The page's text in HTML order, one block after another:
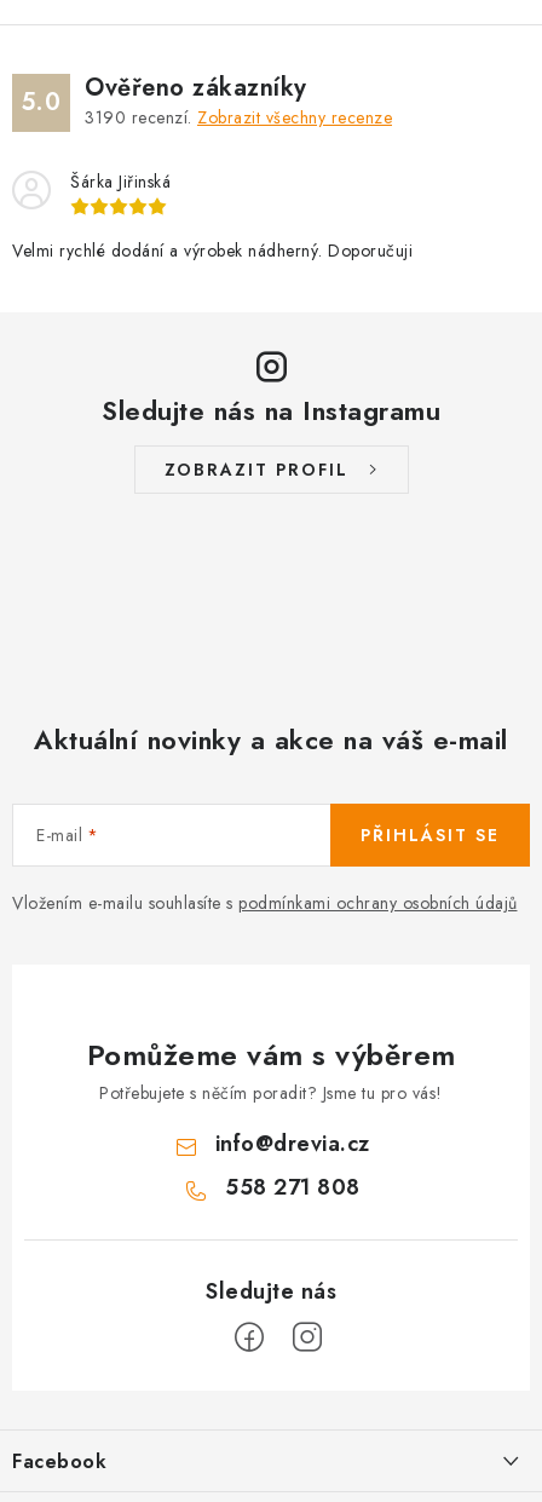
5.0 Ověřeno zákazníky
3190 recenzí. Zobrazit všechny recenze
Šárka Jiřinská
Velmi rychlé dodání a výrobek nádherný. Doporučuji
Sledujte nás na Instagramu
ZOBRAZIT PROFIL
Aktuální novinky a akce na váš e-mail
E-mail
Vložením e-mailu souhlasíte s podmínkami ochrany osobních údajů
PŘIHLÁSIT SE
Pomůžeme vám s výběrem
Potřebujete s něčím poradit? Jsme tu pro vás!
info@drevia.cz
558 271 808
pFacebook